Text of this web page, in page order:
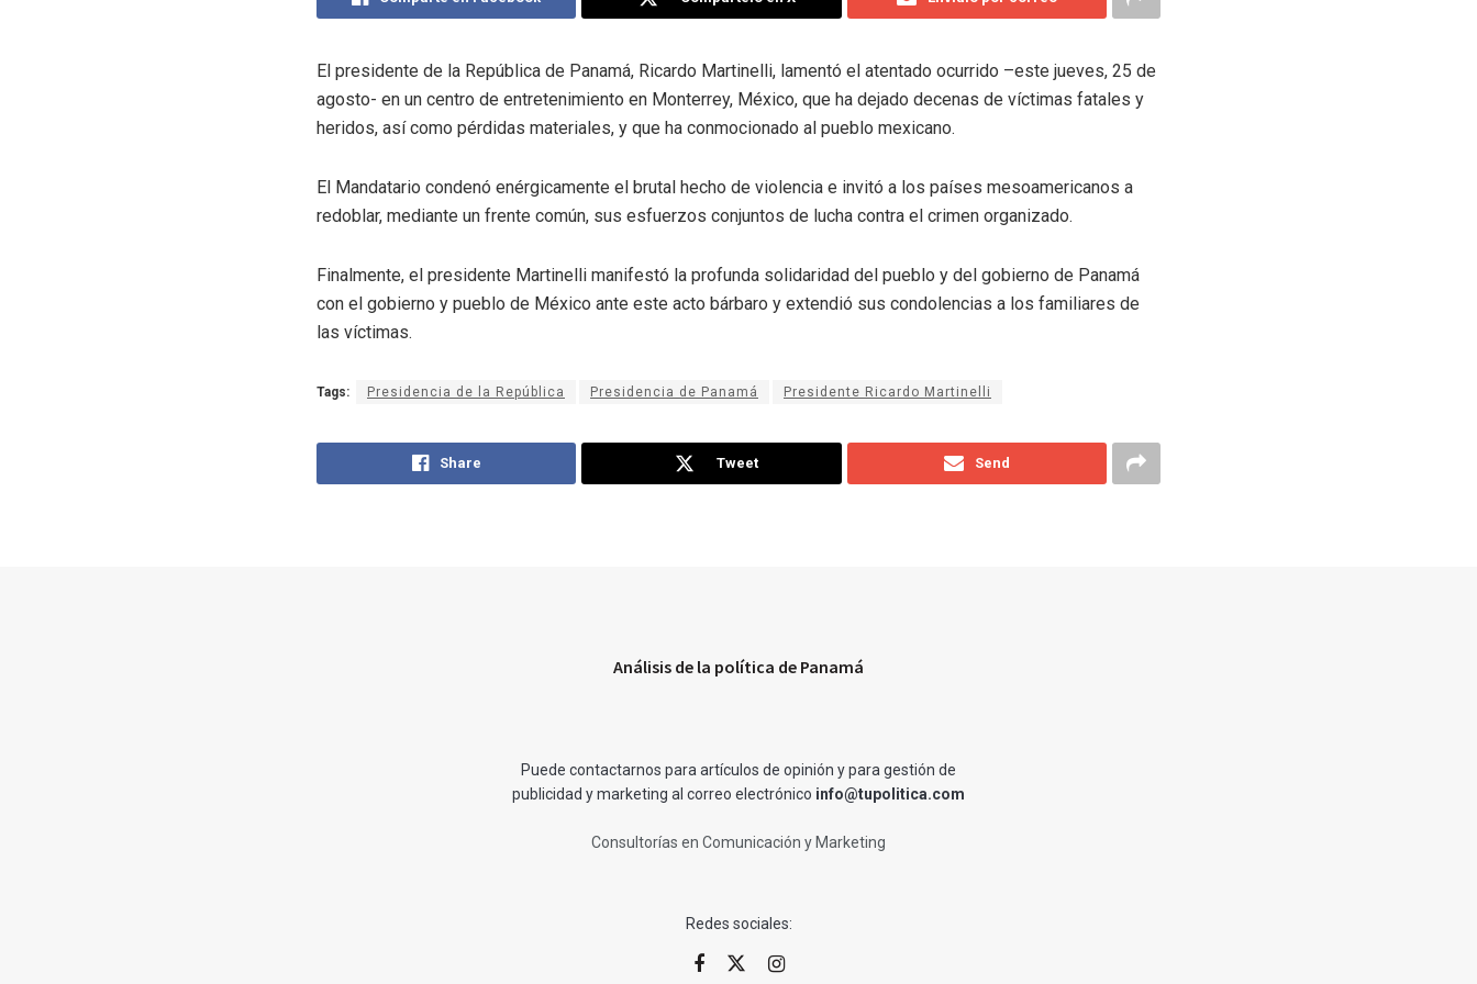
El presidente de la República de Panamá, Ricardo Martinelli, lamentó el atentado ocurrido –este jueves, 25 de
agosto- en un centro de entretenimiento en Monterrey, México, que ha dejado decenas de víctimas fatales y
heridos, así como pérdidas materiales, y que ha conmocionado al pueblo mexicano.
El Mandatario condenó enérgicamente el brutal hecho de violencia e invitó a los países mesoamericanos a
redoblar, mediante un frente común, sus esfuerzos conjuntos de lucha contra el crimen organizado.
Finalmente, el presidente Martinelli manifestó la profunda solidaridad del pueblo y del gobierno de Panamá
con el gobierno y pueblo de México ante este acto bárbaro y extendió sus condolencias a los familiares de
las víctimas.
Tags: Presidencia de la República Presidencia de Panamá Presidente Ricardo Martinelli
Share Tweet Send
Análisis de la política de Panamá
Puede contactarnos para artículos de opinión y para gestión de
publicidad y marketing al correo electrónico info@tupolitica.com
Consultorías en Comunicación y Marketing
Redes sociales: